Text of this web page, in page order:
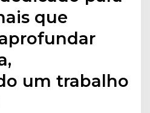
que
um trabalho